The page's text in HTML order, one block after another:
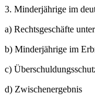
3. Minderjährige im
a) Rechtsgeschäfte
b) Minderjährige im
c)
d) Zwischenergebnis